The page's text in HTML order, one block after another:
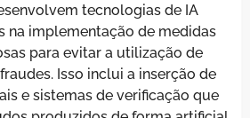
tecnologias de IA
na implementação de medidas
para evitar a utilização de
Isso inclui a inserção de
e sistemas de verificação que